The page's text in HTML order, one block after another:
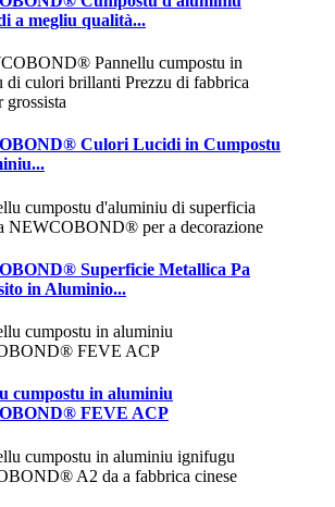
a megliu qualità...
Culori Lucidi in Cumpostu
Superficie Metallica Pa
in Aluminio...
cumpostu in aluminiu
FEVE ACP